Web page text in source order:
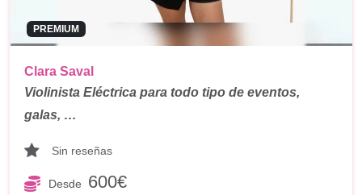
PREMIUM
Clara Saval
Violinista Eléctrica para todo tipo de eventos,
galas, …
Sin reseñas
Desde 600€